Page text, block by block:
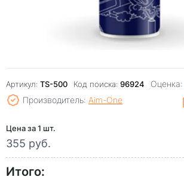
Артикул: TS-500 Код поиска: 96924 Оценка:
Производитель: Aim-One
Цена за 1 шт.
355 руб.
Итого: